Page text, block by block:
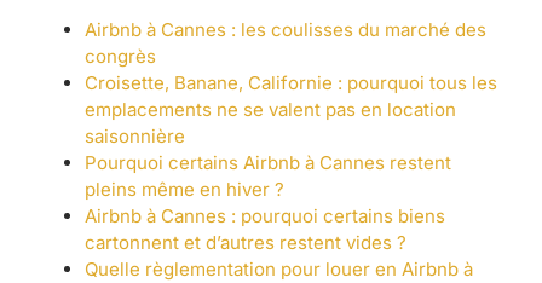
Airbnb à Cannes : les coulisses du marché des
congrès
Croisette, Banane, Californie : pourquoi tous les
emplacements ne se valent pas en location
saisonnière
Pourquoi certains Airbnb à Cannes restent
pleins même en hiver ?
Airbnb à Cannes : pourquoi certains biens
cartonnent et d’autres restent vides ?
Quelle règlementation pour louer en Airbnb à